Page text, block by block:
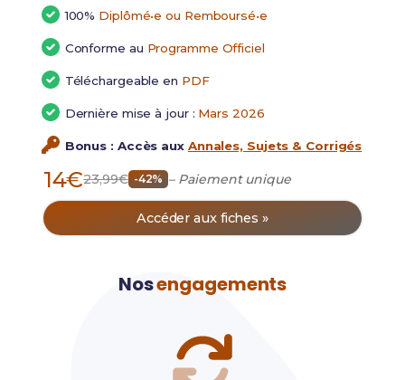
100% Diplômé•e ou Remboursé•e
Conforme au Programme Officiel
Téléchargeable en PDF
Dernière mise à jour : Mars 2026
Bonus : Accès aux Annales, Sujets & Corrigés
14€23,99€ -42% – Paiement unique
Accéder aux fiches »
Nosengagements